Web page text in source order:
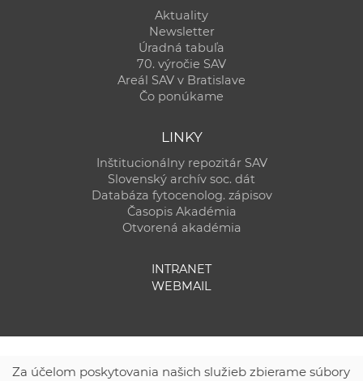
Aktuality
Newsletter
Úradná tabuľa
70. výročie SAV
Areál SAV v Bratislave
Čo ponúkame
LINKY
Inštitucionálny repozitár SAV
Slovenský archív soc. dát
Databáza fytocenolog. zápisov
Časopis Akadémia
Otvorená akadémia
INTRANET
WEBMAIL
Za účelom poskytovania našich služieb zbierame súbory